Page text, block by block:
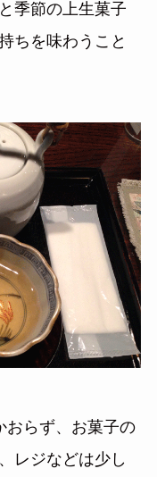
季節の上生菓子
ちを味わうこと
おらず、お菓子の
レジなどは少し